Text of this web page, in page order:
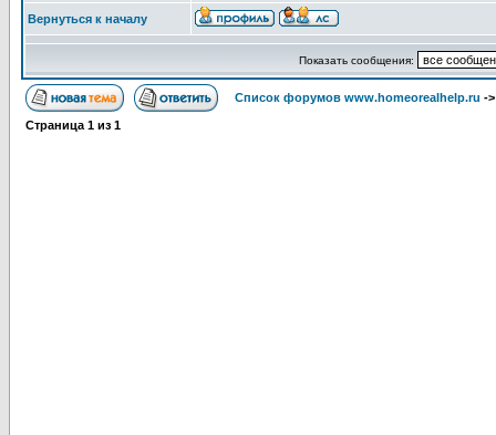
Вернуться к началу
Показать сообщения:
Список форумов www.homeorealhelp.ru -
Страница 1 из 1